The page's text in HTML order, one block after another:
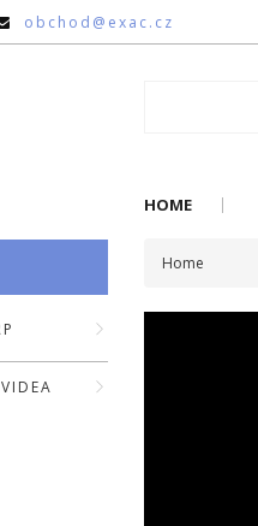
obchod@exac.cz
HOME
Home